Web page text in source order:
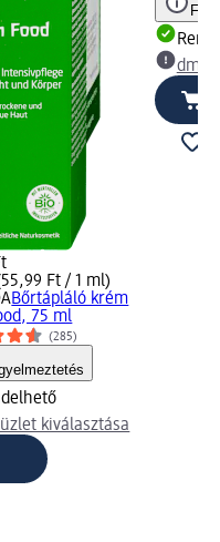
Ft / 1 ml)
Bőrtápláló krém
75 ml
(285)
kiválasztása
dm